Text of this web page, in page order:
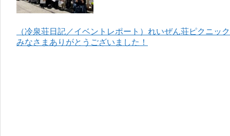
（冷泉荘日記／イベントレポート）れいぜん荘ピクニッ
みなさまありがとうございました！